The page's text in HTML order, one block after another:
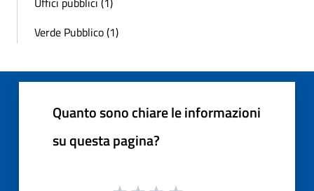
Verde Pubblico (1)
Quanto sono chiare le informazioni
su questa pagina?